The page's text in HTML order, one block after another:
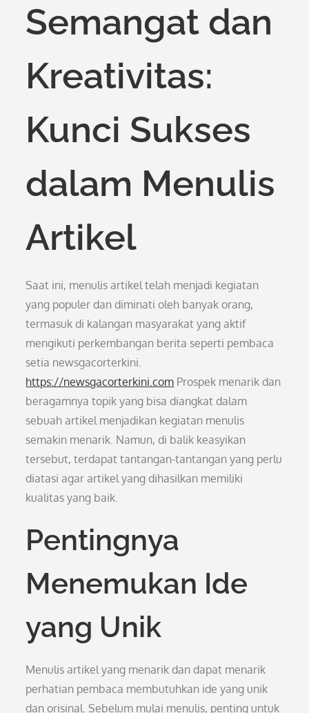
Semangat dan
Kreativitas:
Kunci Sukses
dalam Menulis
Artikel
Saat ini, menulis artikel telah menjadi kegiatan
yang populer dan diminati oleh banyak orang,
termasuk di kalangan masyarakat yang aktif
mengikuti perkembangan berita seperti pembaca
setia newsgacorterkini.
https://newsgacorterkini.com Prospek menarik dan
beragamnya topik yang bisa diangkat dalam
sebuah artikel menjadikan kegiatan menulis
semakin menarik. Namun, di balik keasyikan
tersebut, terdapat tantangan-tantangan yang perlu
diatasi agar artikel yang dihasilkan memiliki
kualitas yang baik.
Pentingnya
Menemukan Ide
yang Unik
Menulis artikel yang menarik dan dapat menarik
perhatian pembaca membutuhkan ide yang unik
dan orisinal. Sebelum mulai menulis, penting untuk